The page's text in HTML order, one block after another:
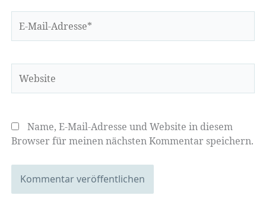
Mail-
Name, E-Mail-Adresse und Website in diesem
Browser für meinen nächsten Kommentar speichern.